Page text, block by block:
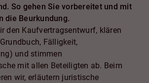
So gehen Sie vorbereitet und mit
die Beurkundung.
den Kaufvertragsentwurf, klären
Fälligkeit,
und stimmen
mit allen Beteiligten ab. Beim
wir, erläutern juristische